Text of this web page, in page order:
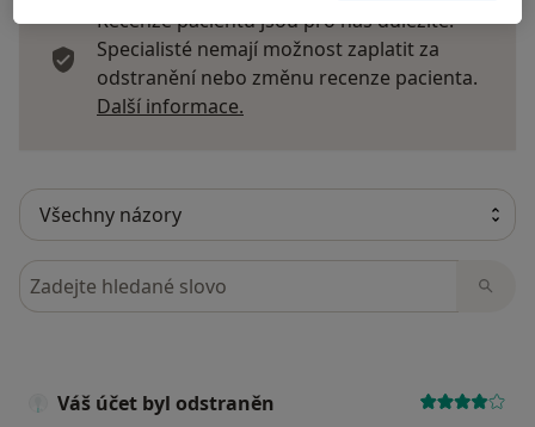
Recenze pacientů jsou pro nás důležité.
Specialisté nemají možnost zaplatit za
odstranění nebo změnu recenze pacienta.
Další informace.
Hledejte v názorech
Váš účet byl odstraněn